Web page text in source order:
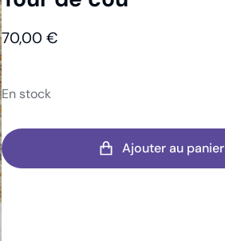
70,00 €
En stock
Ajouter au panier